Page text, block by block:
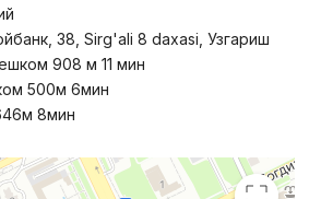
38, Sirg'ali 8 daxasi, Узгариш
908 м 11 мин
500м 6мин
8мин